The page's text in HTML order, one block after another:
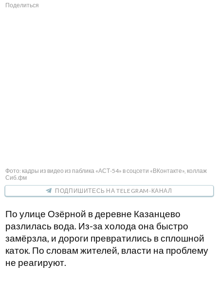
Поделиться
Фото: кадры из видео из паблика «АСТ-54» в соцсети «ВКонтакте», коллаж
Сиб.фм
ПОДПИШИТЕСЬ НА TELEGRAM-КАНАЛ
По улице Озёрной в деревне Казанцево
разлилась вода. Из-за холода она быстро
замёрзла, и дороги превратились в сплошной
каток. По словам жителей, власти на проблему
не реагируют.